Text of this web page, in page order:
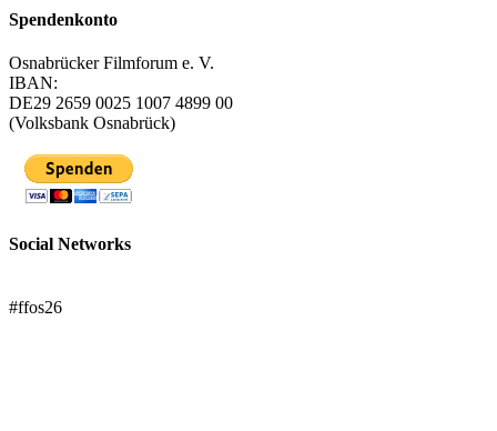
Spendenkonto
Osnabrücker Filmforum e. V.
IBAN:
DE29 2659 0025 1007 4899 00
(Volksbank Osnabrück)
Social Networks
#ffos26